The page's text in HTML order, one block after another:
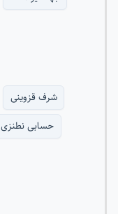
شرف قزوینی
حسابی نطنزی